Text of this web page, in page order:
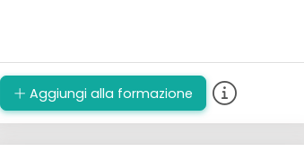
Aggiungi alla formazione